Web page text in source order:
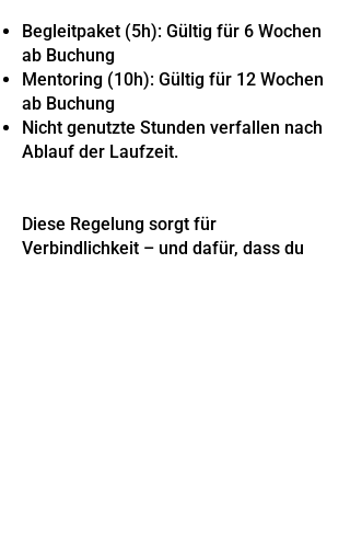
Begleitpaket (5h): Gültig für 6 Wochen
ab Buchung
Mentoring (10h): Gültig für 12 Wochen
ab Buchung
Nicht genutzte Stunden verfallen nach
Ablauf der Laufzeit.
Diese Regelung sorgt für
Verbindlichkeit – und dafür, dass du